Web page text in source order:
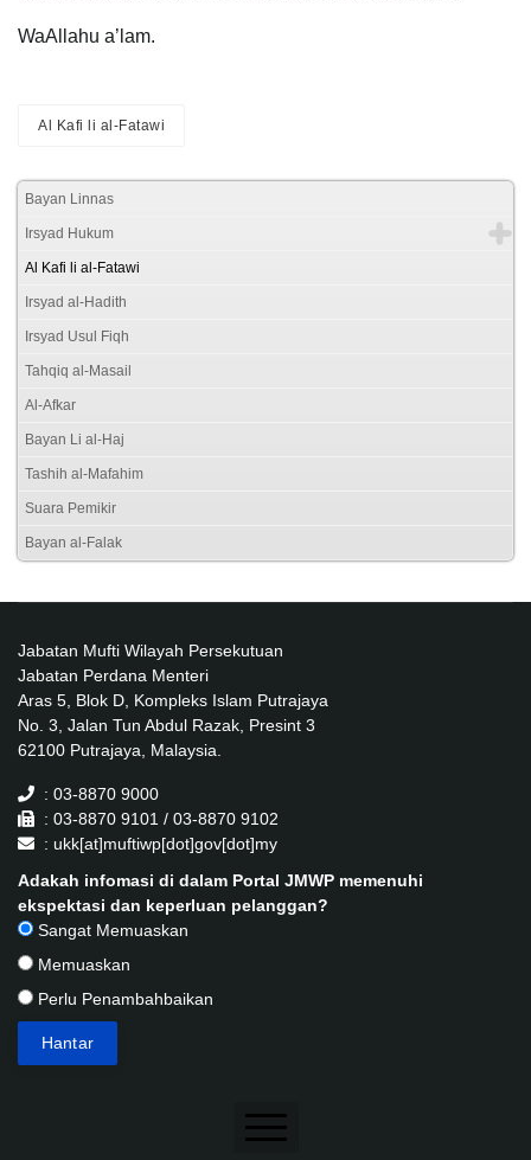
WaAllahu a’lam.
Al Kafi li al-Fatawi
Bayan Linnas
Irsyad Hukum
Al Kafi li al-Fatawi
Irsyad al-Hadith
Irsyad Usul Fiqh
Tahqiq al-Masail
Al-Afkar
Bayan Li al-Haj
Tashih al-Mafahim
Suara Pemikir
Bayan al-Falak
Jabatan Mufti Wilayah Persekutuan
Jabatan Perdana Menteri
Aras 5, Blok D, Kompleks Islam Putrajaya
No. 3, Jalan Tun Abdul Razak, Presint 3
62100 Putrajaya, Malaysia.
: 03-8870 9000
: 03-8870 9101 / 03-8870 9102
: ukk[at]muftiwp[dot]gov[dot]my
Adakah infomasi di dalam Portal JMWP memenuhi
ekspektasi dan keperluan pelanggan?
Sangat Memuaskan
Memuaskan
Perlu Penambahbaikan